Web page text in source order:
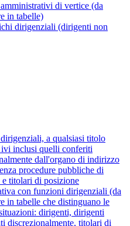
di vertice (da
in tabelle)
dirigenziali (dirigenti non
a qualsiasi titolo
inclusi quelli conferiti
dall'organo di indirizzo
procedure pubbliche di
e titolari di posizione
con funzioni dirigenziali (da
in tabelle che distinguano le
dirigenti, dirigenti
discrezionalmente, titolari di